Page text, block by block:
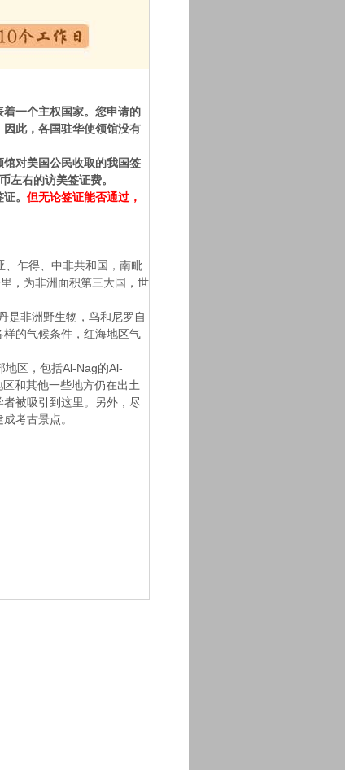
一个主权国家。您申请的
此，各国驻华使领馆没有
对美国公民收取的我国签
左右的访美签证费。
。 但无论签证能否通过，
乍得、中非共和国，南毗
，为非洲面积第三大国，世
是非洲野生物，鸟和尼罗自
的气候条件，红海地区气
区，包括Al-Nag的Al-
和其他一些地方仍在出土
被吸引到这里。另外，尽
考古景点。